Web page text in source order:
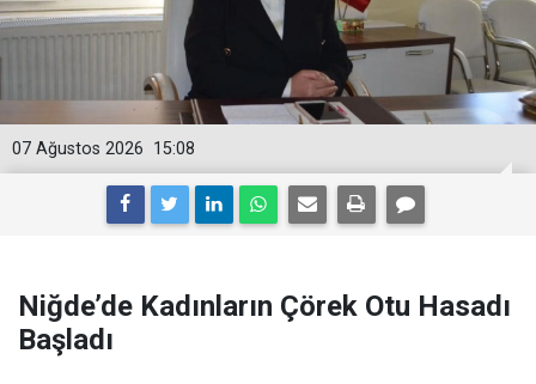
15:08
07 Ağustos 2026
Niğde’de Kadınların Çörek Otu Hasadı
Başladı